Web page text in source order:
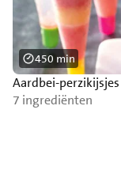
Aardbei-perzikijsjes
7 ingrediënten
450 min